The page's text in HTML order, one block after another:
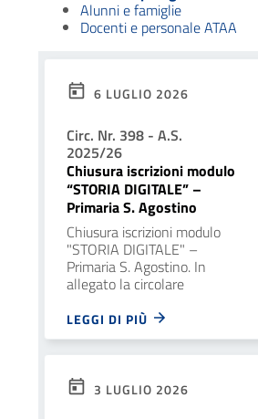
Alunni e famiglie
Docenti e personale ATAA
6 LUGLIO 2026
Circ. Nr. 398 - A.S.
2025/26
Chiusura iscrizioni modulo
“STORIA DIGITALE” –
Primaria S. Agostino
Chiusura iscrizioni modulo
"STORIA DIGITALE" –
Primaria S. Agostino. In
allegato la circolare
LEGGI DI PIÙ
3 LUGLIO 2026